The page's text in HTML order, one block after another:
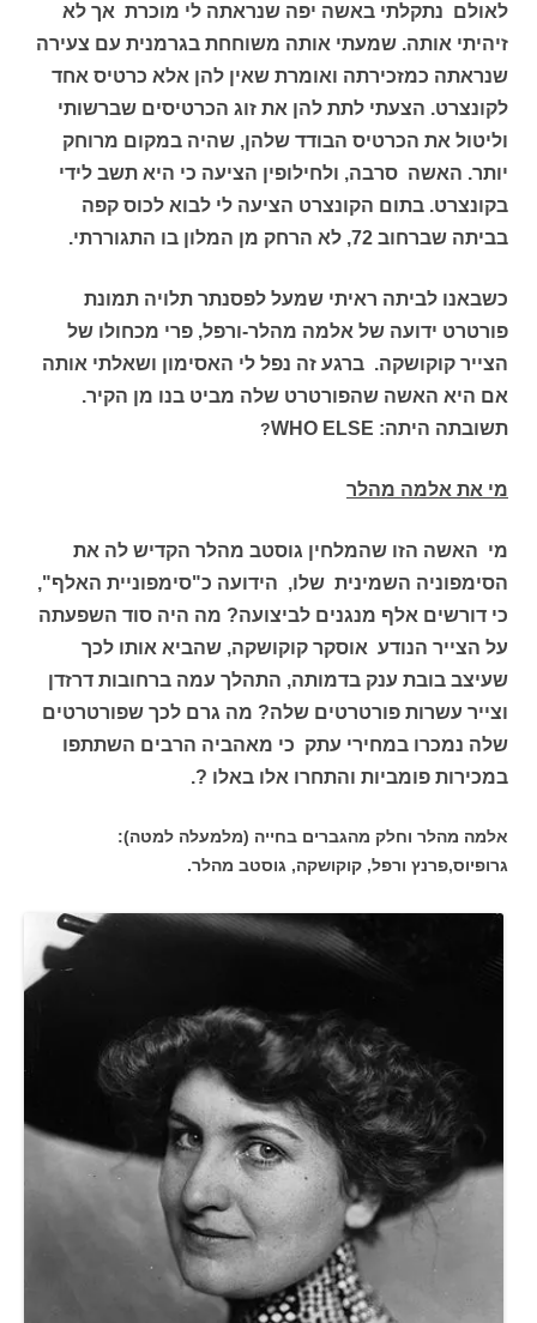
לאולם נתקלתי באשה יפה שנראתה לי מוכרת אך לא
זיהיתי אותה. שמעתי אותה משוחחת בגרמנית עם צעירה
שנראתה כמזכירתה ואומרת שאין להן אלא כרטיס אחד
לקונצרט. הצעתי לתת להן את זוג הכרטיסים שברשותי
וליטול את הכרטיס הבודד שלהן, שהיה במקום מרוחק
יותר. האשה סרבה, ולחילופין הציעה כי היא תשב לידי
בקונצרט. בתום הקונצרט הציעה לי לבוא לכוס קפה
בביתה שברחוב 72, לא הרחק מן המלון בו התגוררתי.
כשבאנו לביתה ראיתי שמעל לפסנתר תלויה תמונת
פורטרט ידועה של אלמה מהלר-ורפל, פרי מכחולו של
הצייר קוקושקה. ברגע זה נפל לי האסימון ושאלתי אותה
אם היא האשה שהפורטרט שלה מביט בנו מן הקיר.
תשובתה היתה: WHO ELSE
?
מי את אלמה מהלר
מי האשה הזו שהמלחין גוסטב מהלר הקדיש לה את
הסימפוניה השמינית שלו, הידועה כ"סימפוניית האלף",
כי דורשים אלף מנגנים לביצועה? מה היה סוד השפעתה
על הצייר הנודע אוסקר קוקושקה, שהביא אותו לכך
שעיצב בובת ענק בדמותה, התהלך עמה ברחובות דרזדן
וצייר עשרות פורטרטים שלה? מה גרם לכך שפורטרטים
שלה נמכרו במחירי עתק כי מאהביה הרבים השתתפו
במכירות פומביות והתחרו אלו באלו ?.
אלמה מהלר וחלק מהגברים בחייה (מלמעלה למטה):
גרופיוס,פרנץ ורפל, קוקושקה, גוסטב מהלר.